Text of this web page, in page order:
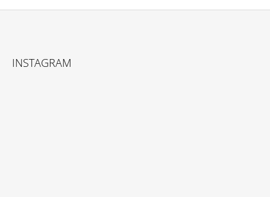
INSTAGRAM